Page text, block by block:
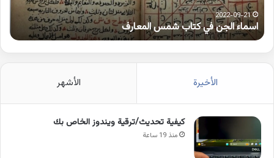
2022-09-21
اسماء الجن في كتاب شمس المعارف
الأخيرة الأشهر
كيفية تحديث/ترقية ويندوز الخاص بك
منذ 19 ساعة